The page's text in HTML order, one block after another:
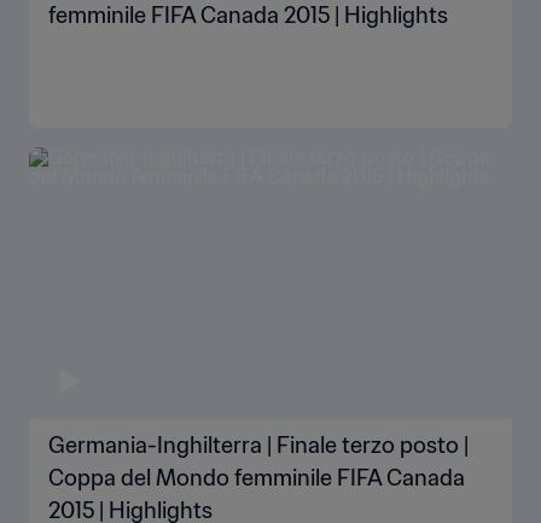
femminile FIFA Canada 2015 | Highlights
Germania-Inghilterra | Finale terzo posto |
Coppa del Mondo femminile FIFA Canada
2015 | Highlights